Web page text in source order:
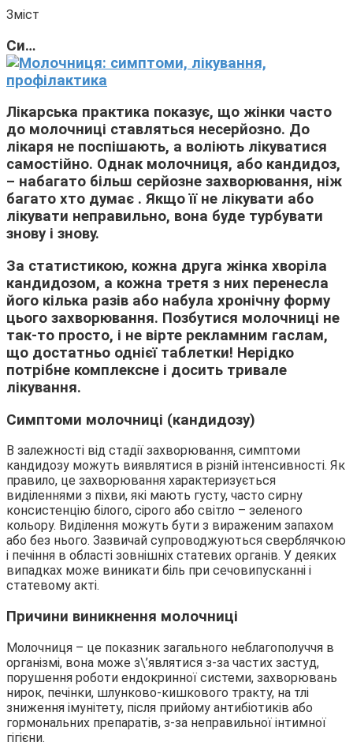
Зміст
Си…
Лікарська практика показує, що жінки часто
до молочниці ставляться несерйозно. До
лікаря не поспішають, а воліють лікуватися
самостійно. Однак молочниця, або кандидоз,
– набагато більш серйозне захворювання, ніж
багато хто думає . Якщо її не лікувати або
лікувати неправильно, вона буде турбувати
знову і знову.
За статистикою, кожна друга жінка хворіла
кандидозом, а кожна третя з них перенесла
його кілька разів або набула хронічну форму
цього захворювання. Позбутися молочниці не
так-то просто, і не вірте рекламним гаслам,
що достатньо однієї таблетки! Нерідко
потрібне комплексне і досить тривале
лікування.
Симптоми молочниці (кандидозу)
В залежності від стадії захворювання, симптоми
кандидозу можуть виявлятися в різній інтенсивності. Як
правило, це захворювання характеризується
виділеннями з піхви, які мають густу, часто сирну
консистенцію білого, сірого або світло – зеленого
кольору. Виділення можуть бути з вираженим запахом
або без нього. Зазвичай супроводжуються сверблячкою
і печіння в області зовнішніх статевих органів. У деяких
випадках може виникати біль при сечовипусканні і
статевому акті.
Причини виникнення молочниці
Молочниця – це показник загального неблагополуччя в
організмі, вона може з\’являтися з-за частих застуд,
порушення роботи ендокринної системи, захворювань
нирок, печінки, шлунково-кишкового тракту, на тлі
зниження імунітету, після прийому антибіотиків або
гормональних препаратів, з-за неправильної інтимної
гігієни.